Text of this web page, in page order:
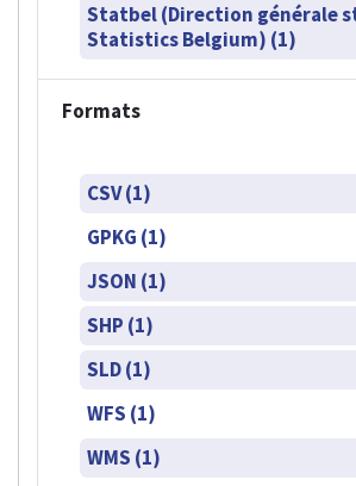
Statbel (Direction générale
Statistics Belgium) (1)
Formats
CSV (1)
GPKG (1)
JSON (1)
SHP (1)
SLD (1)
WFS (1)
WMS (1)